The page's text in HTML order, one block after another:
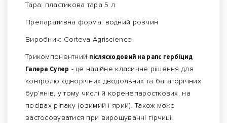
Тара: пластикова тара 5 л
Препаративна форма: водний розчин
Виробник: Corteva Agriscience
Трикомпонентний післясходовий на рапс гербіцид
Галера Супер - це надійне класичне рішення для
контролю однорічних дводольних та багаторічних
бур'янів, у тому числі й коренепаросткових, на
посівах ріпаку (озимий і ярий). Також може
застосовуватися при вирощуванні гірчиці.